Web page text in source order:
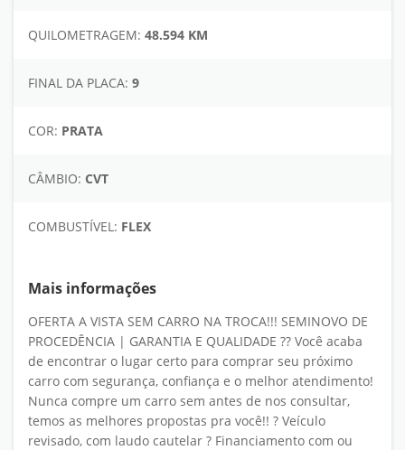
QUILOMETRAGEM: 48.594 KM
FINAL DA PLACA: 9
COR: PRATA
CÂMBIO: CVT
COMBUSTÍVEL: FLEX
Mais informações
OFERTA A VISTA SEM CARRO NA TROCA!!! SEMINOVO DE
PROCEDÊNCIA | GARANTIA E QUALIDADE ?? Você acaba
de encontrar o lugar certo para comprar seu próximo
carro com segurança, confiança e o melhor atendimento!
Nunca compre um carro sem antes de nos consultar,
temos as melhores propostas pra você!! ? Veículo
revisado, com laudo cautelar ? Financiamento com ou